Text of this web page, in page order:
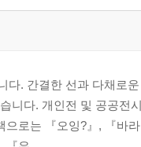
있을까?
으려면?
마스크
행기가 있다고?
다. 간결한 선과 다채로
니다. 개인전 및 공공전
으로는 『오잉?』, 『바